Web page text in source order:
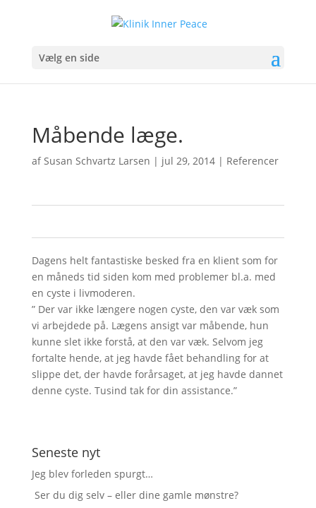
Vælg en side
Måbende læge.
af Susan Schvartz Larsen | jul 29, 2014| Referencer
Dagens helt fantastiske besked fra en klient som for
en måneds tid siden kom med problemer bl.a. med
en cyste i livmoderen.
” Der var ikke længere nogen cyste, den var væk som
vi arbejdede på. Lægens ansigt var måbende, hun
kunne slet ikke forstå, at den var væk. Selvom jeg
fortalte hende, at jeg havde fået behandling for at
slippe det, der havde forårsaget, at jeg havde dannet
denne cyste. Tusind tak for din assistance.”
Seneste nyt
Jeg blev forleden spurgt…
Ser du dig selv – eller dine gamle mønstre?